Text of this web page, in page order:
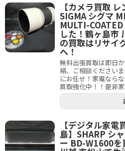
【カメラ買取 レ
SIGMA シグマ
MULTI-
した！鶴ヶ島市
の買取はリサイ
へ！
無料出張買取は即日
絡、ご相談ください
にお任せ！家電なら
買取強化中！！是非
【デジタル家
島】SHARP シ
ー BD-W1600を